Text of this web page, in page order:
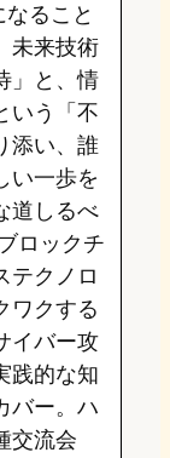
なること
未来技術
」と、情
いう「不
添い、誰
い一歩を
道しるべ
ロックチ
テクノロ
ワクする
イバー攻
践的な知
バー。ハ
交流会